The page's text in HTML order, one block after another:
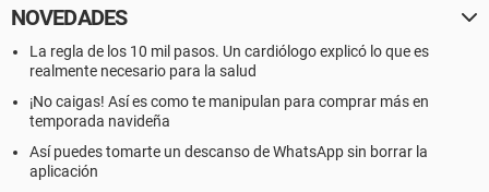
NOVEDADES
La regla de los 10 mil pasos. Un cardiólogo explicó lo que es
realmente necesario para la salud
¡No caigas! Así es como te manipulan para comprar más en
temporada navideña
Así puedes tomarte un descanso de WhatsApp sin borrar la
aplicación